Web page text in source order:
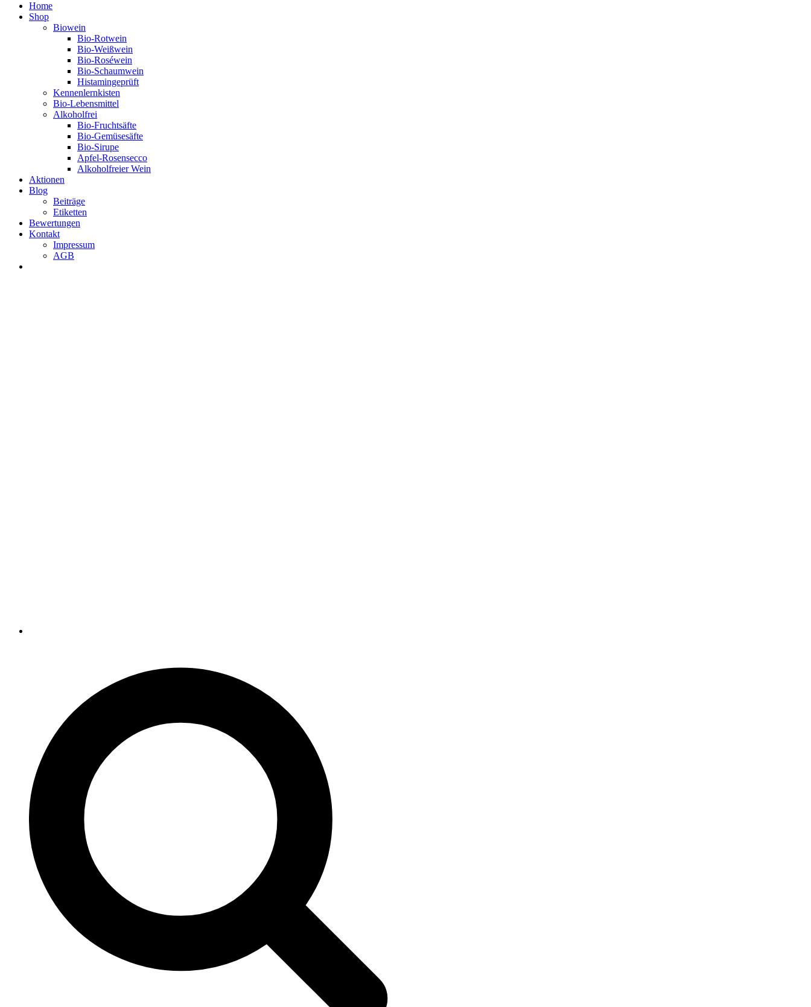
Home
Shop
Biowein
Bio-Rotwein
Bio-Weißwein
Bio-Roséwein
Bio-Schaumwein
Histamingeprüft
Kennenlernkisten
Bio-Lebensmittel
Alkoholfrei
Bio-Fruchtsäfte
Bio-Gemüsesäfte
Bio-Sirupe
Apfel-Rosensecco
Alkoholfreier Wein
Aktionen
Blog
Beiträge
Etiketten
Bewertungen
Kontakt
Impressum
AGB